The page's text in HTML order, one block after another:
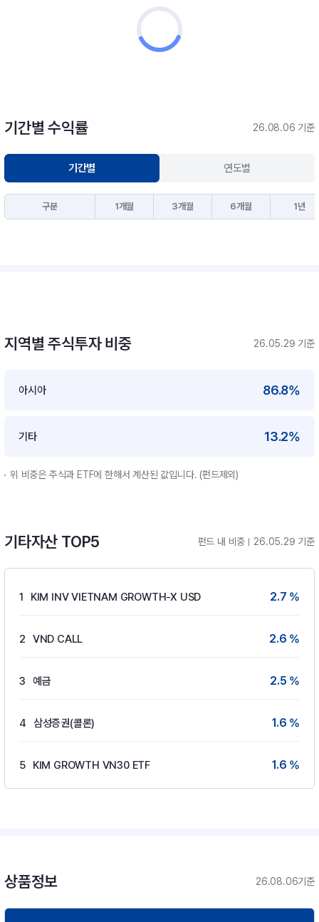
기간별 수익률 26.08.06 기준
기간별 연도별
구분 1개월 3개월 6개월 1년
지역별 주식투자 비중 26.05.29 기준
아시아 86.8%
기타 13.2%
위 비중은 주식과 ETF에 한해서 계산된 값입니다. (펀드제외)
기타자산 TOP5 펀드 내 비중 26.05.29 기준
1 KIM INV VIETNAM GROWTH-X USD 2.7 %
2 VND CALL 2.6 %
3 예금 2.5 %
4 삼성증권(콜론) 1.6 %
5 KIM GROWTH VN30 ETF 1.6 %
상품정보 26.08.06기준